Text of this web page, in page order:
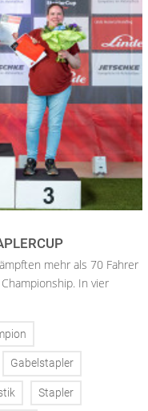
mehr als 70 Fahrer
In vier
Gabelstapler
Stapler